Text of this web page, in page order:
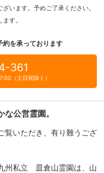
います。予めご了承ください。
す。
約を承っております
361
（土日祝除く）
公営霊園。
覧いただき、有り難うござ
州私立 皿倉山霊園は、山